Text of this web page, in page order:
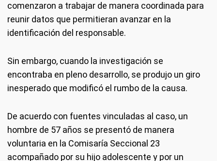
comenzaron a trabajar de manera coordinada para
reunir datos que permitieran avanzar en la
identificación del responsable.
Sin embargo, cuando la investigación se
encontraba en pleno desarrollo, se produjo un giro
inesperado que modificó el rumbo de la causa.
De acuerdo con fuentes vinculadas al caso, un
hombre de 57 años se presentó de manera
voluntaria en la Comisaría Seccional 23
acompañado por su hijo adolescente y por un